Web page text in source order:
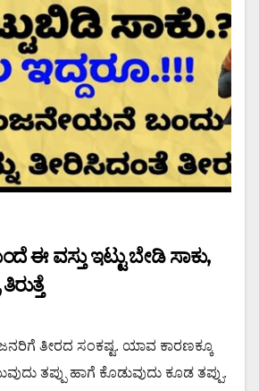
ಈ ವಸ್ತು ಇಟ್ಟು ಬೇಡಿ ಸಾಕು,
ತೀರದ ಸಂಕಷ್ಟ. ಯಾವ ಕಾರಣಕ್ಕೂ
ತಪ್ಪು ಹಾಗೆ ಕೊಡುವುದು ಕೂಡ ತಪ್ಪು.